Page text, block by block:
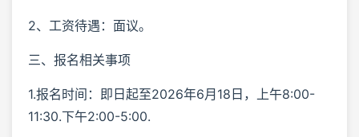
2、工资待遇：面议。
三、报名相关事项
1.报名时间：即日起至2026年6月18日，上午8:00-
11:30.下午2:00-5:00.